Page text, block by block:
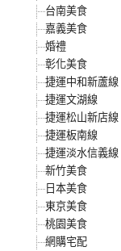
台南美食
嘉義美食
婚禮
彰化美食
捷運中和新蘆線
捷運文湖線
捷運松山新店線
捷運板南線
捷運淡水信義線
新竹美食
日本美食
東京美食
桃園美食
網購宅配